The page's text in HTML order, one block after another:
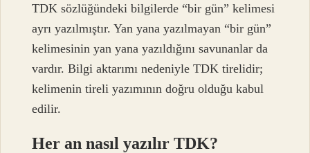
TDK sözlüğündeki bilgilerde “bir gün” kelimesi
ayrı yazılmıştır. Yan yana yazılmayan “bir gün”
kelimesinin yan yana yazıldığını savunanlar da
vardır. Bilgi aktarımı nedeniyle TDK tirelidir;
kelimenin tireli yazımının doğru olduğu kabul
edilir.
Her an nasıl yazılır TDK?